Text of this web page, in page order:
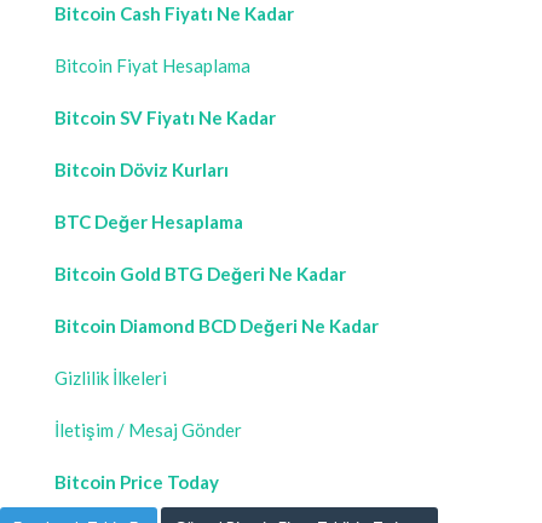
Bitcoin Cash Fiyatı Ne Kadar
Bitcoin Fiyat Hesaplama
Bitcoin SV Fiyatı Ne Kadar
Bitcoin Döviz Kurları
BTC Değer Hesaplama
Bitcoin Gold BTG Değeri Ne Kadar
Bitcoin Diamond BCD Değeri Ne Kadar
Gizlilik İlkeleri
İletişim / Mesaj Gönder
Bitcoin Price Today